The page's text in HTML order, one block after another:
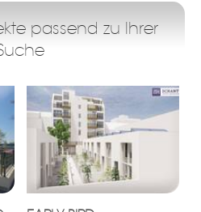
eres ed ats
GmbH
GmbH
ZT GmbH
passend zu Ihrer